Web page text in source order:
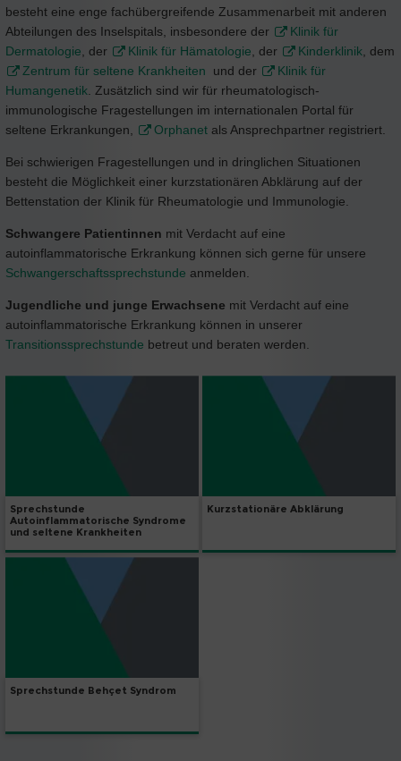
besteht eine enge fachübergreifende Zusammenarbeit mit anderen
Abteilungen des Inselspitals, insbesondere der
Klinik für
Dermatologie , der Klinik für Hämatologie , der Kinderklinik , dem
Zentrum für seltene Krankheiten und der
Klinik für
Humangenetik . Zusätzlich sind wir für rheumatologisch-
immunologische Fragestellungen im internationalen Portal für
seltene Erkrankungen,
Orphanet als Ansprechpartner registriert.
Bei schwierigen Fragestellungen und in dringlichen Situationen
besteht die Möglichkeit einer kurzstationären Abklärung auf der
Bettenstation der Klinik für Rheumatologie und Immunologie.
Schwangere Patientinnen mit Verdacht auf eine
autoinflammatorische Erkrankung können sich gerne für unsere
Schwangerschaftssprechstunde anmelden.
Jugendliche und junge Erwachsene mit Verdacht auf eine
autoinflammatorische Erkrankung können in unserer
Transitionssprechstunde betreut und beraten werden.
Sprechstunde
Autoinflammatorische Syndrome
und seltene Krankheiten
Kurzstationäre Abklärung
Sprechstunde Behçet Syndrom